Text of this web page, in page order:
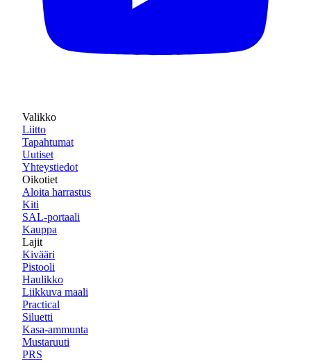
Valikko
Liitto
Tapahtumat
Uutiset
Yhteystiedot
Oikotiet
Aloita harrastus
Kiti
SAL-portaali
Kauppa
Lajit
Kivääri
Pistooli
Haulikko
Liikkuva maali
Practical
Siluetti
Kasa-ammunta
Mustaruuti
PRS